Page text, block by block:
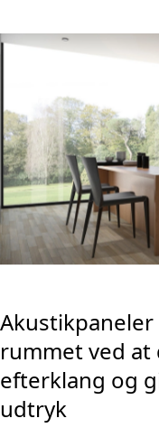
rummet ved
efterklang og
udtryk